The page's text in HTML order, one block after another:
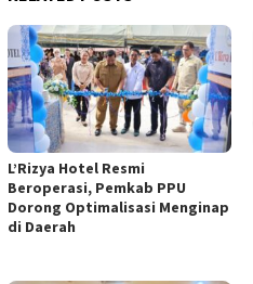
L’Rizya Hotel Resmi
Beroperasi, Pemkab PPU
Dorong Optimalisasi Menginap
di Daerah